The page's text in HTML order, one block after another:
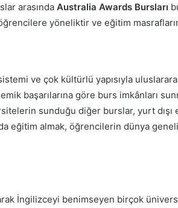
arasında Australia Awards Bursları
yöneliktir ve eğitim
ve çok kültürlü yapısıyla
başarılarına göre burs imkânları
sunduğu diğer burslar, yurt
eğitim almak, öğrencilerin dünya
İngilizceyi benimseyen birçok